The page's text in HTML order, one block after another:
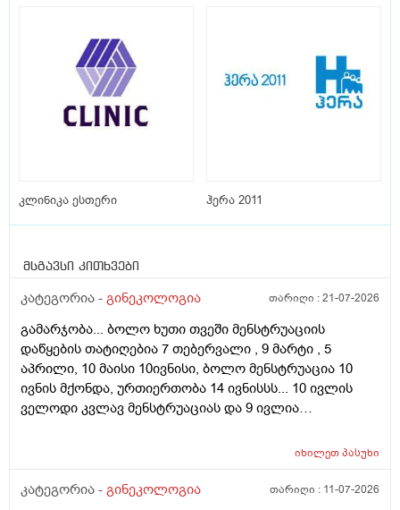
კლინიკა ესთერი ჰერა 2011
მსგავსი კითხვები
კატეგორია - გინეკოლოგია თარიღი :21-07-2026
გამარჯობა... ბოლო ხუთი თვეში მენსტრუაციის
დაწყების თატიღებია 7 თებერვალი , 9 მარტი , 5
აპრილი, 10 მაისი 10ივნისი, ბოლო მენსტრუაცია 10
ივნის მქონდა, ურთიერთობა 14 ივნისსს... 10 ივლის
ველოდი კვლავ მენსტრუაციას და 9 ივლია
მენსტრუაცია 10 დღეა გადამიცდს,,, ორსულობას არ
თვე გავიდა... 9 ივლის რო დავორსულებოდი როგორ
იხილეთპასუხი
კატეგორია - გინეკოლოგია თარიღი : 11-07-2026